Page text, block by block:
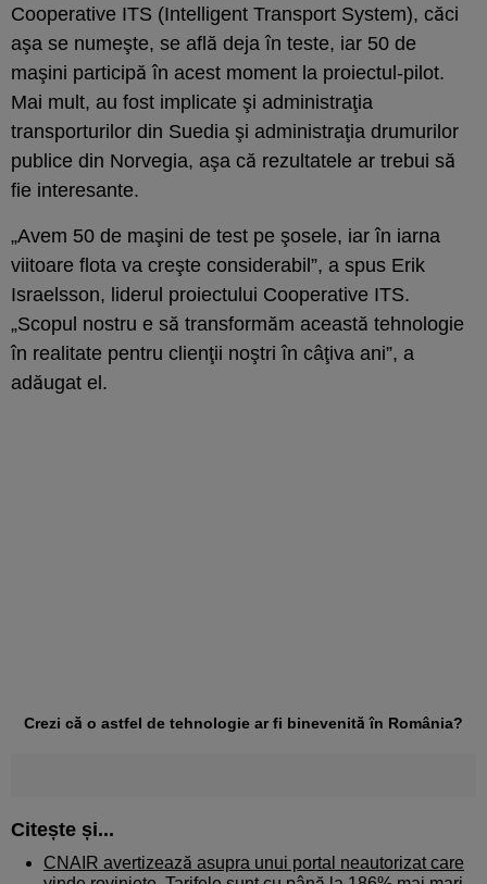
Cooperative ITS (Intelligent Transport System), căci
aşa se numeşte, se află deja în teste, iar 50 de
maşini participă în acest moment la proiectul-pilot.
Mai mult, au fost implicate şi administraţia
transporturilor din Suedia şi administraţia drumurilor
publice din Norvegia, aşa că rezultatele ar trebui să
fie interesante.
„Avem 50 de maşini de test pe şosele, iar în iarna
viitoare flota va creşte considerabil”, a spus Erik
Israelsson, liderul proiectului Cooperative ITS.
„Scopul nostru e să transformăm această tehnologie
în realitate pentru clienţii noştri în câţiva ani”, a
adăugat el.
Crezi că o astfel de tehnologie ar fi binevenită în România?
Citește și...
CNAIR avertizează asupra unui portal neautorizat care